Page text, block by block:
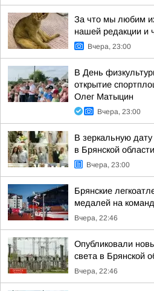
За что мы любим
нашей редакции и
Вчера, 23:00
В День
открытие
Олег Матыцин
Вчера, 23:00
В зеркальную
в Брянской области
Вчера, 23:00
Брянские
медалей на
Вчера, 22:46
Опубликовали
света в Брянской
Вчера, 22:46